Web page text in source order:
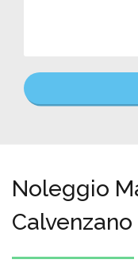
Noleggio
Calvenzano